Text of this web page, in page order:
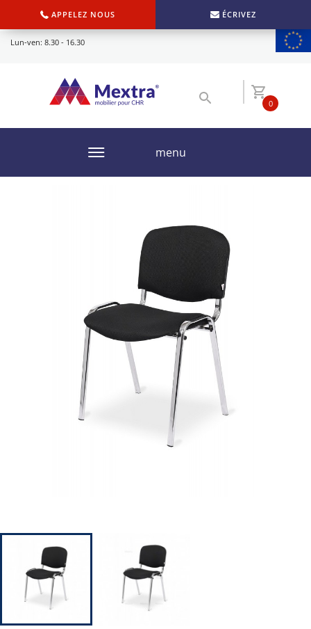
APPELEZ NOUS ÉCRIVEZ
Lun-ven: 8.30 - 16.30
0
menu